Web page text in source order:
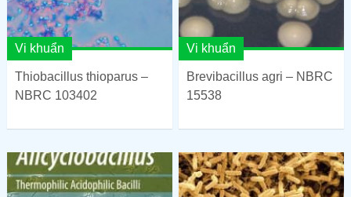
Vi khuẩn
Thiobacillus thioparus –
NBRC 103402
Vi khuẩn
Brevibacillus agri – NBRC
15538